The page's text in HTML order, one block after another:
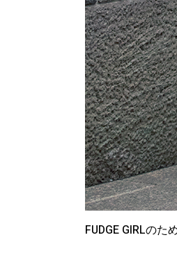
FUDGE GIRLの